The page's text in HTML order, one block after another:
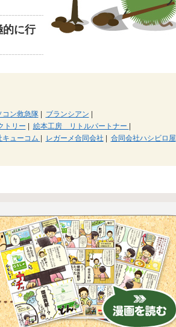
的に行
コン救急隊| ブランシアン
トリー 絵本工房 リトルパートナー
キューコム レガーメ合同会社 合同会社ハシビロ屋